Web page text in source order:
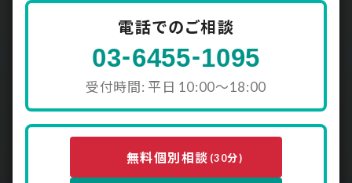
電話でのご相談
03-6455-1095
受付時間: 平日 10:00〜18:00
無料個別相談 (30分)